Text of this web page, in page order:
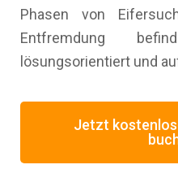
Phasen von
Entfremdung
lösungsorientiert und
Jetzt